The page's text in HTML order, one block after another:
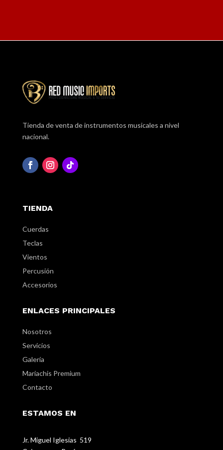
Tienda de venta de instrumentos musicales a nivel
nacional.
TIENDA
Cuerdas
Teclas
Vientos
Percusión
Accesorios
ENLACES PRINCIPALES
Nosotros
Servicios
Galería
Mariachis Premium
Contacto
ESTAMOS EN
Jr. Miguel Iglesias 519